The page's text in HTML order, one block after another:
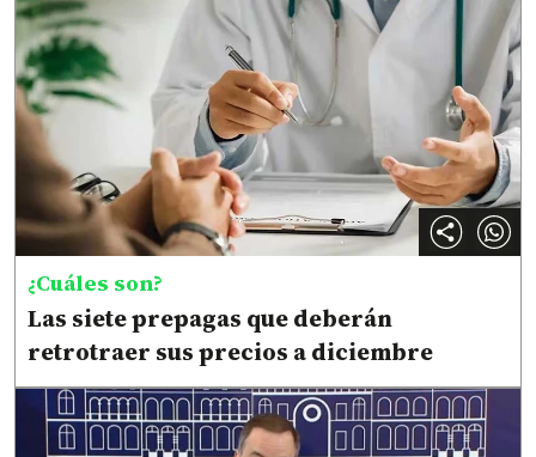
¿Cuáles son?
Las siete prepagas que deberán
retrotraer sus precios a diciembre